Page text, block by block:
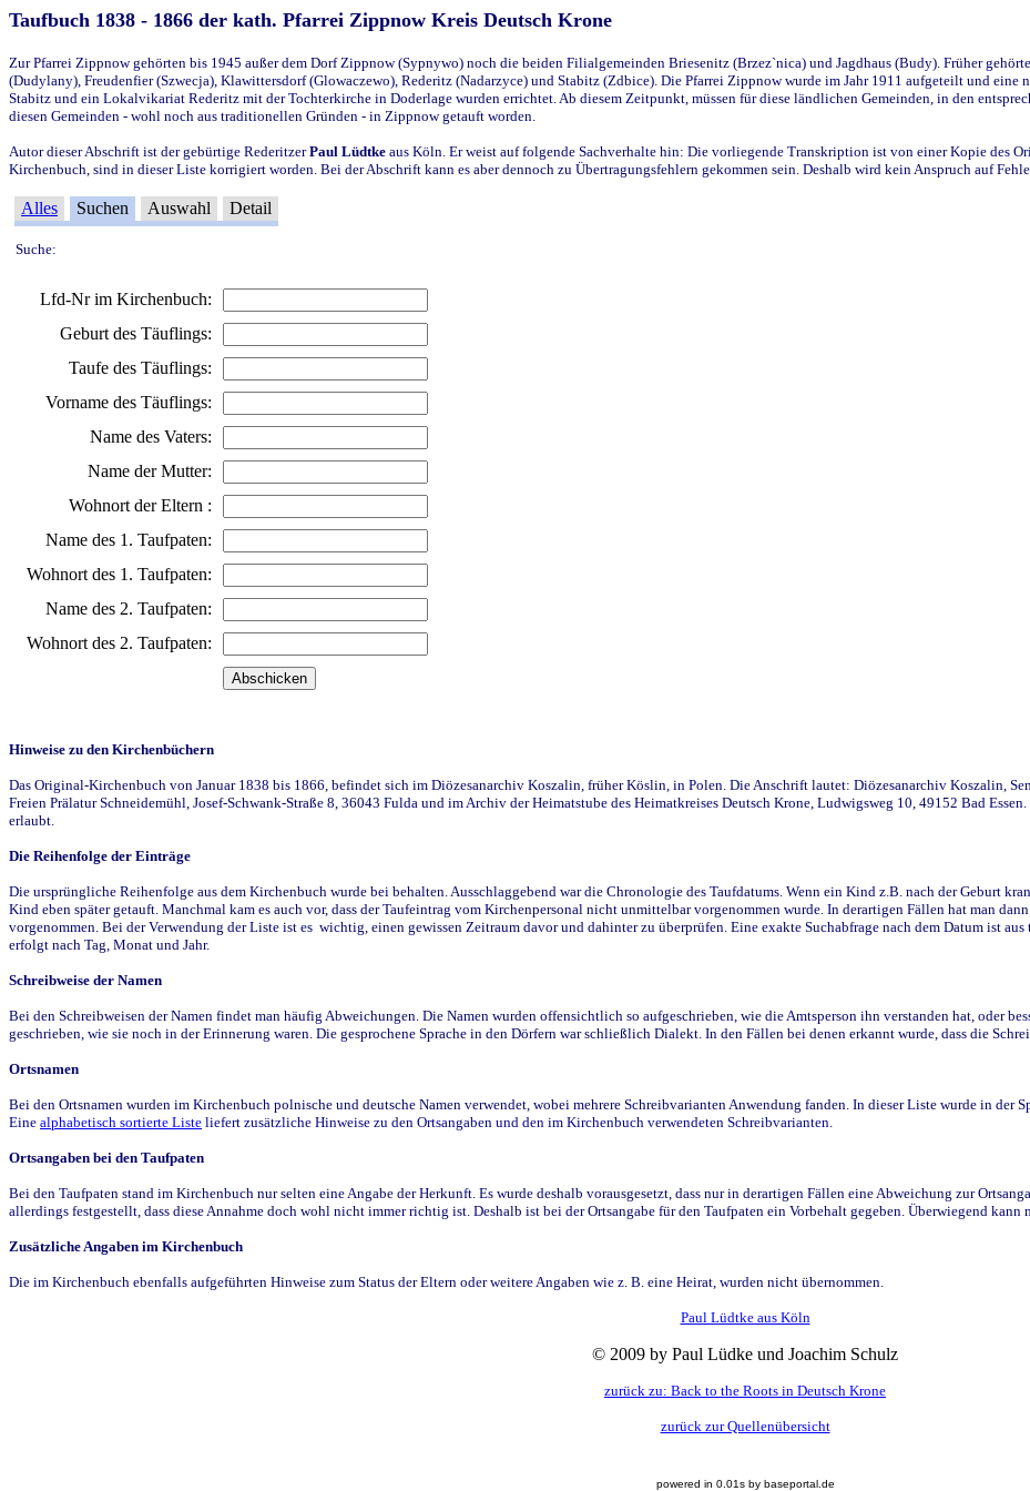
Taufbuch 1838 - 1866 der kath. Pfarrei Zippnow Kreis Deutsch Krone
Zur Pfarrei Zippnow gehörten bis 1945 außer dem Dorf Zippnow (Sypnywo) noch die beiden Filialgemeinden Briesenitz (Brzez`nica) und Jagdhaus (Budy). Früher
(Dudylany), Freudenfier (Szwecja), Klawittersdorf (Glowaczewo), Rederitz (Nadarzyce) und Stabitz (Zdbice). Die Pfarrei Zippnow wurde im Jahr 1911 aufgeteilt und
Stabitz und ein Lokalvikariat Rederitz mit der Tochterkirche in Doderlage wurden errichtet. Ab diesem Zeitpunkt, müssen für diese ländlichen Gemeinden, in den
diesen Gemeinden - wohl noch aus traditionellen Gründen - in Zippnow getauft worden.
Autor dieser Abschrift ist der gebürtige RederitzerPaul Lüdtke aus Köln. Er weist auf folgende Sachverhalte hin: Die vorliegende Transkription ist von einer Kopie des
Kirchenbuch, sind in dieser Liste korrigiert worden. Bei der Abschrift kann es aber dennoch zu Übertragungsfehlern gekommen sein. Deshalb wird kein Anspruch auf
Alles Suchen Auswahl Detail
Suche:
Lfd-Nr im Kirchenbuch:
Geburt des Täuflings:
Taufe des Täuflings:
Vorname des Täuflings:
Name des Vaters:
Name der Mutter:
Wohnort der Eltern :
Name des 1. Taufpaten:
Wohnort des 1. Taufpaten:
Name des 2. Taufpaten:
Wohnort des 2. Taufpaten:
Hinweise zu den Kirchenbüchern
Das Original-Kirchenbuch von Januar 1838 bis 1866, befindet sich im Diözesanarchiv Koszalin, früher Köslin, in Polen. Die Anschrift lautet: Diözesanarchiv Koszalin,
Freien Prälatur Schneidemühl, Josef-Schwank-Straße 8, 36043 Fulda und im Archiv der Heimatstube des Heimatkreises Deutsch Krone, Ludwigsweg 10, 49152 Bad
erlaubt.
Die Reihenfolge der Einträge
Die ursprüngliche Reihenfolge aus dem Kirchenbuch wurde bei behalten. Ausschlaggebend war die Chronologie des Taufdatums. Wenn ein Kind z.B. nach der Geburt
Kind eben später getauft. Manchmal kam es auch vor, dass der Taufeintrag vom Kirchenpersonal nicht unmittelbar vorgenommen wurde. In derartigen Fällen hat man
vorgenommen. Bei der Verwendung der Liste ist es wichtig, einen gewissen Zeitraum davor und dahinter zu überprüfen. Eine exakte Suchabfrage nach dem Datum ist
erfolgt nach Tag, Monat und Jahr.
Schreibweise der Namen
Bei den Schreibweisen der Namen findet man häufig Abweichungen. Die Namen wurden offensichtlich so aufgeschrieben, wie die Amtsperson ihn verstanden hat, oder
geschrieben, wie sie noch in der Erinnerung waren. Die gesprochene Sprache in den Dörfern war schließlich Dialekt. In den Fällen bei denen erkannt wurde, dass die
Ortsnamen
Bei den Ortsnamen wurden im Kirchenbuch polnische und deutsche Namen verwendet, wobei mehrere Schreibvarianten Anwendung fanden. In dieser Liste wurde in der
Eine alphabetisch sortierte Liste liefert zusätzliche Hinweise zu den Ortsangaben und den im Kirchenbuch verwendeten Schreibvarianten.
Ortsangaben bei den Taufpaten
Bei den Taufpaten stand im Kirchenbuch nur selten eine Angabe der Herkunft. Es wurde deshalb vorausgesetzt, dass nur in derartigen Fällen eine Abweichung zur
allerdings festgestellt, dass diese Annahme doch wohl nicht immer richtig ist. Deshalb ist bei der Ortsangabe für den Taufpaten ein Vorbehalt gegeben. Überwiegend kann
Zusätzliche Angaben im Kirchenbuch
Die im Kirchenbuch ebenfalls aufgeführten Hinweise zum Status der Eltern oder weitere Angaben wie z. B. eine Heirat, wurden nicht übernommen.
Paul Lüdtke aus Köln
© 2009 by Paul Lüdke und Joachim Schulz
zurück zu: Back to the Roots in Deutsch Krone
zurück zur Quellenübersicht
powered in 0.01s by baseportal.de